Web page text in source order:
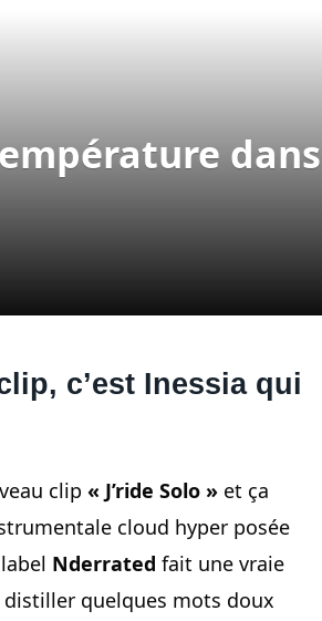
dans
c’est Inessia qui
clip « J’ride Solo » et ça
cloud hyper posée
Nderrated fait une vraie
quelques mots doux